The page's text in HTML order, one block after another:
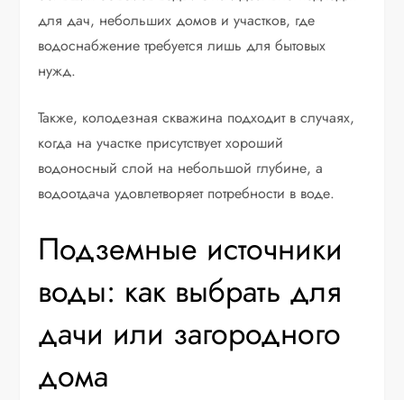
для дач, небольших домов и участков, где
водоснабжение требуется лишь для бытовых
нужд.
Также, колодезная скважина подходит в случаях,
когда на участке присутствует хороший
водоносный слой на небольшой глубине, а
водоотдача удовлетворяет потребности в воде.
Подземные источники
воды: как выбрать для
дачи или загородного
дома